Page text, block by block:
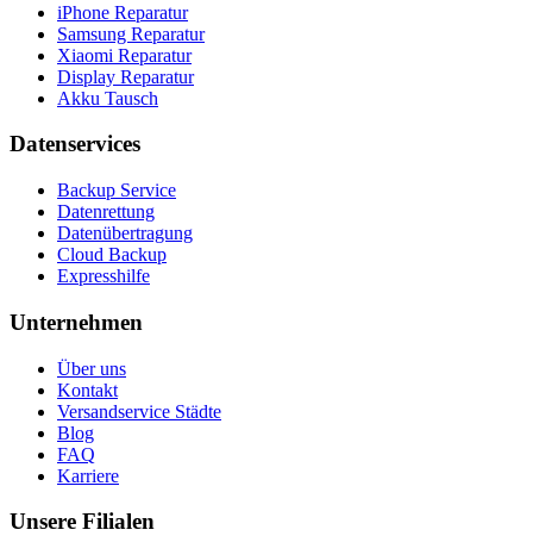
iPhone Reparatur
Samsung Reparatur
Xiaomi Reparatur
Display Reparatur
Akku Tausch
Datenservices
Backup Service
Datenrettung
Datenübertragung
Cloud Backup
Expresshilfe
Unternehmen
Über uns
Kontakt
Versandservice Städte
Blog
FAQ
Karriere
Unsere Filialen